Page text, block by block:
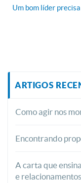
Um bom líder
ARTIGOS
Como agir nos
Encontrando
A carta que
e relacionamentos